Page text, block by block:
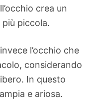
crea un
piccola.
l’occhio che
considerando
In questo
e ariosa.